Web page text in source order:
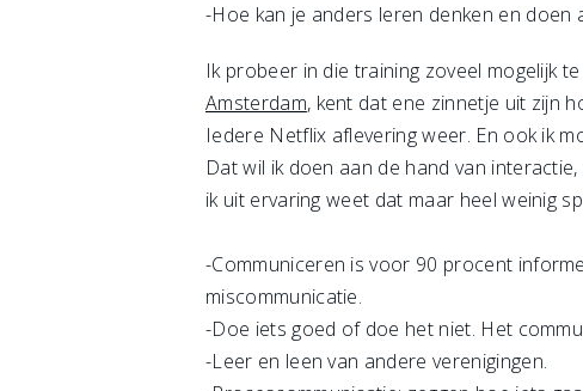
-Hoe kan je anders leren denken en doen
Ik probeer in die training zoveel mogelijk
Amsterdam, kent dat ene zinnetje uit zijn
Iedere Netflix aflevering weer. En ook ik
Dat wil ik doen aan de hand van
ik uit ervaring weet dat maar heel weinig
-Communiceren is voor 90 procent
miscommunicatie.
-Doe iets goed of doe het niet. Het
-Leer en leen van andere verenigingen.